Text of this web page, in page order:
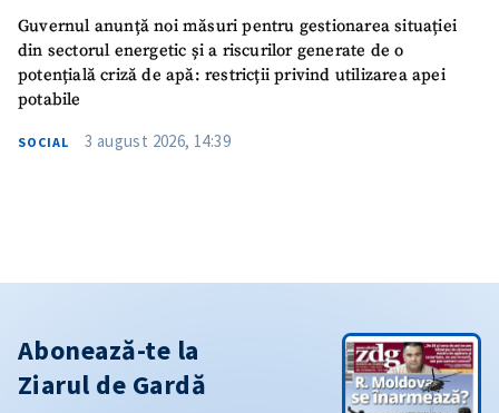
Guvernul anunță noi măsuri pentru gestionarea situației
din sectorul energetic și a riscurilor generate de o
potențială criză de apă: restricții privind utilizarea apei
potabile
SOCIAL 3 august 2026, 14:39
Abonează-te la
Ziarul de Gardă